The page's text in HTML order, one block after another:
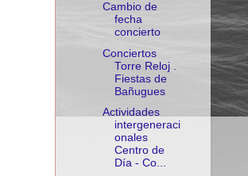
Cambio de
fecha
concierto
Conciertos
Torre Reloj .
Fiestas de
Bañugues
Actividades
intergeneraci
onales
Centro de
Día - Co...